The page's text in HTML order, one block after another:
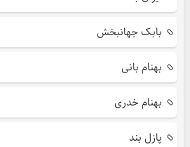
بابک جهانبخش
بهنام بانی
بهنام خدری
پازل بند